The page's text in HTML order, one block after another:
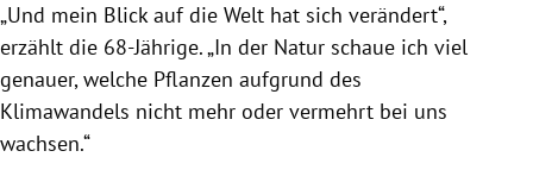
„Und mein Blick auf die Welt hat sich verändert“,
erzählt die 68-Jährige. „In der Natur schaue ich viel
genauer, welche Pflanzen aufgrund des
Klimawandels nicht mehr oder vermehrt bei uns
wachsen.“